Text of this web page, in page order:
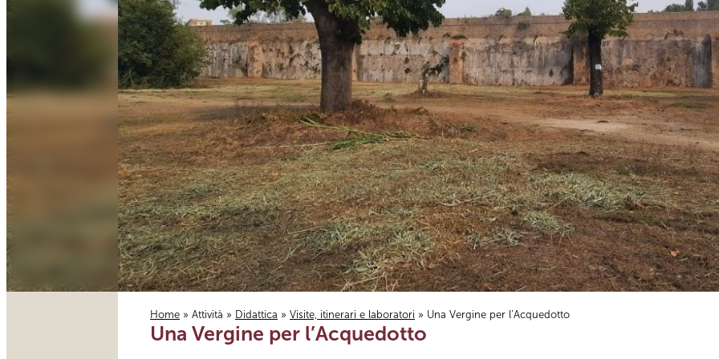
Tu sei qui
Home » Attività » Didattica » Visite, itinerari e laboratori » Una Vergine per l’Acquedotto
Una Vergine per l’Acquedotto